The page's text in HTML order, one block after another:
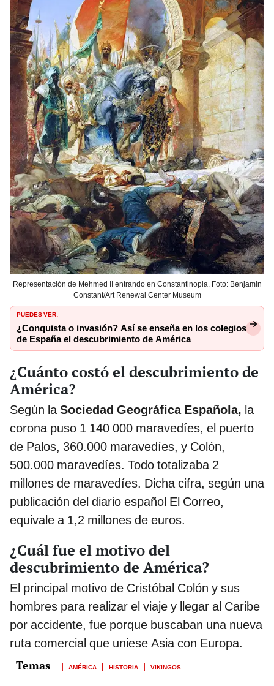
Representación de Mehmed II entrando en Constantinopla. Foto: Benjamin
Constant/Art Renewal Center Museum
PUEDES VER:
¿Conquista o invasión? Así se enseña en los colegios
de España el descubrimiento de América
¿Cuánto costó el descubrimiento de
América?
Según laSociedad Geográfica Española, la
corona puso 1 140 000 maravedíes, el puerto
de Palos, 360.000 maravedíes, y Colón,
500.000 maravedíes. Todo totalizaba 2
millones de maravedíes. Dicha cifra, según una
publicación del diario español El Correo,
equivale a 1,2 millones de euros.
¿Cuál fue el motivo del
descubrimiento de América?
El principal motivo de Cristóbal Colón y sus
hombres para realizar el viaje y llegar al Caribe
por accidente, fue porque buscaban una nueva
ruta comercial que uniese Asia con Europa.
AMÉRICA HISTORIA VIKINGOS